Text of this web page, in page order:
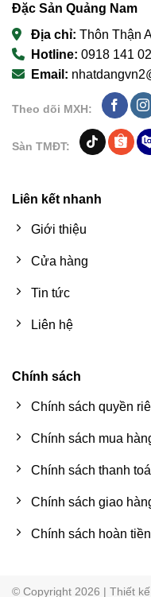
Đặc Sản Quảng Nam
Địa chỉ: Thôn Thận
Hotline: 0918 141
Email:
Theo dõi MXH:
Sàn TMĐT:
Liên kết nhanh
Giới thiệu
Cửa hàng
Tin tức
Liên hệ
Chính sách
Chính sách quyền
Chính sách mua
Chính sách thanh
Chính sách giao
Chính sách hoàn
© Copyright 2026 | Thiết